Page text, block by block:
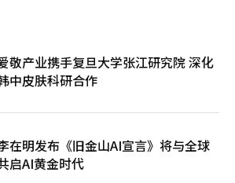
时通话录音摘要等功能吸引了MZ世代用
欧洲等海外市场同样明显。Galaxy S26系列
份额为33%，中东和非洲市场份额为
小米。专家指出，海外市场的销售表现与国
号的差异化性能。欧洲七国消费者联盟的
机、电池和显示屏方面排名第一，预售中
号。51小时的电池续航和稀有颜色（粉金
素。20至30岁人群重视隐私，欧洲消费者
像素结构给予好评，这种结构能阻挡侧视角
更新应对这一差异化特点。此外，合理的价
上明显优于中国手机。三星最近通知供应
系列生产计划从240万台提高到300万台，
敬产业携手复旦大学张江研究院 深化
中皮肤科研合作
在明发布《旧金山AI宣言》将与全球
启AI黄金时代